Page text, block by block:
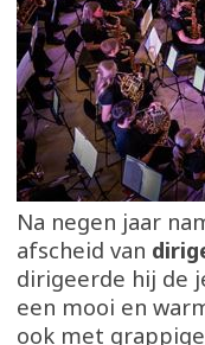
Na negen jaar
afscheid van
dirigeerde hij de
een mooi en
ook met